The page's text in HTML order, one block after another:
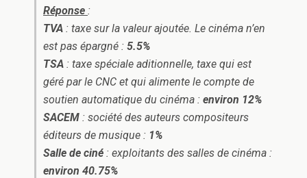
Réponse :
TVA : taxe sur la valeur ajoutée. Le cinéma n’en
est pas épargné : 5.5%
TSA : taxe spéciale aditionnelle, taxe qui est
géré par le CNC et qui alimente le compte de
soutien automatique du cinéma : environ 12%
SACEM : société des auteurs compositeurs
éditeurs de musique : 1%
Salle de ciné : exploitants des salles de cinéma :
environ 40.75%